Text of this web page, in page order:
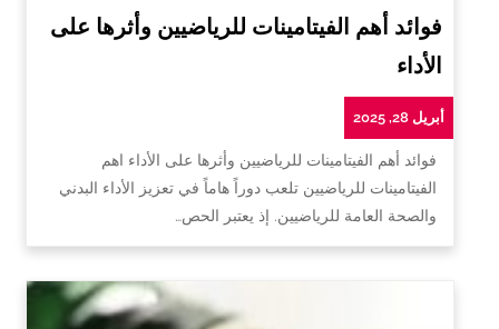
فوائد أهم الفيتامينات للرياضيين وأثرها على
الأداء
أبريل 28, 2025
فوائد أهم الفيتامينات للرياضيين وأثرها على الأداء اهم
الفيتامينات للرياضيين تلعب دوراً هاماً في تعزيز الأداء البدني
والصحة العامة للرياضيين. إذ يعتبر الحص…